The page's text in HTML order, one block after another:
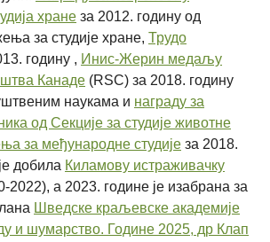
хране за 2012. годину од
за студије хране, Трудо
годину , Инис-Жерин медаљу
Канаде (RSC) за 2018. годину
наукама и награду за
од Секције за студије животне
за међународне студије за 2018.
добила Киламову истраживачку
2022), а 2023. године је изабрана за
Шведске краљевске академије
и шумарство. Године 2025, др Клап